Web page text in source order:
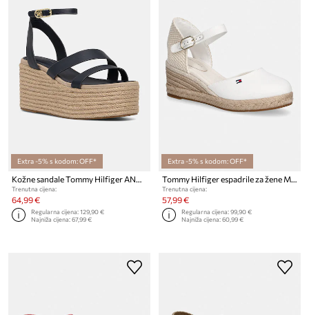
Extra -5% s kodom: OFF*
Kožne sandale Tommy Hilfiger ANKLE STRAP LEATHER PLATFORM
Trenutna cijena:
64,99 €
Regularna cijena:129,90 €
Najniža cijena:67,99 €
Extra -5% s kodom: OFF*
Tommy Hilfiger espadrile za žene MID WEDGE ESPAD CLOSED TOE
Trenutna cijena:
57,99 €
Regularna cijena:99,90 €
Najniža cijena:60,99 €